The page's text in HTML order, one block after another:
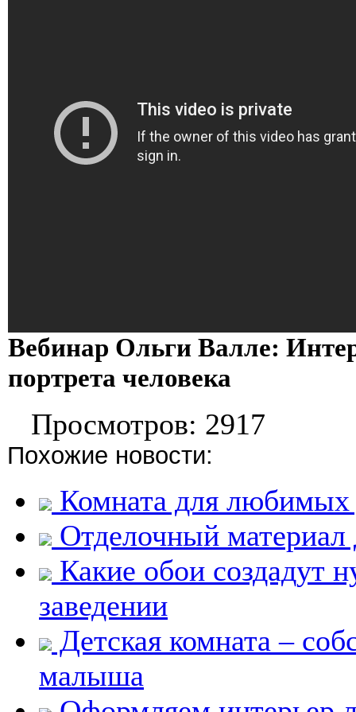
Вебинар Ольги Валле:
портрета человека
Просмотров: 2917
Похожие новости:
Комната для любимых
Отделочный материал
Какие обои создадут
заведении
Детская комната –
малыша